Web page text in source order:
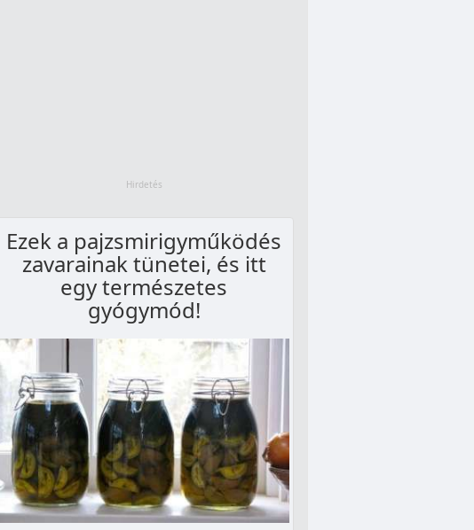
Ezek a pajzsmirigyműködés
zavarainak tünetei, és itt
egy természetes
gyógymód!